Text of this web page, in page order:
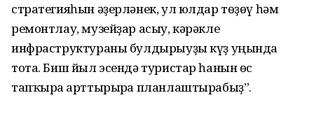
стратегияһын әҙерләнек, ул юлдар төҙөү һәм
ремонтлау, музейҙар асыу, кәрәкле
инфраструктураны булдырыуҙы күҙ уңында
тота. Биш йыл эсендә туристар һанын өс
тапҡырға арттырырға планлаштырабыҙ”.